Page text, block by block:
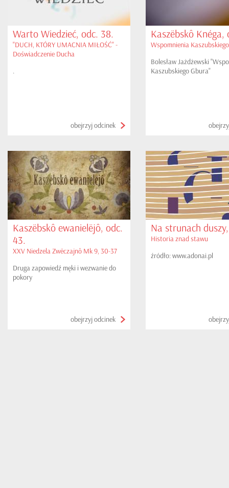
Warto Wiedzieć, odc. 38.
"DUCH, KTÓRY UMACNIA MIŁOŚĆ" -
Doświadczenie Ducha
.
obejrzyj odcinek
Kaszëbskô Knéga,
Wspomnienia
Bolesław Jażdżewski
Kaszubskiego Gbura"
Kaszëbskô ewanielëjô, odc.
43.
XXV Niedzela Zwëczajnô Mk 9, 30-37
Druga zapowiedź męki i wezwanie do
pokory
obejrzyj odcinek
Na strunach
Historia znad stawu
źródło: www.adonai.pl